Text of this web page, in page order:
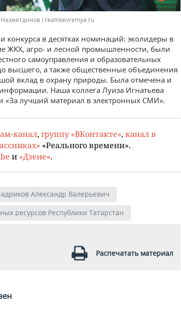
/ realnoevremya.ru
конкурса в десятках номинаций: эколидеры в
ЖКХ, агро- и лесной промышленности, были
самоуправления и образовательных
высшего, а также общественные объединения
вклад в охрану природы. Была отмечена и
Наша коллега Луиза Игнатьева
«За лучший материал в электронных СМИ».
канал, группу «ВКонтакте», канал в
«Реального времени».
и «Дзене».
Александр Валерьевич
ресурсов Республики Татарстан
Распечатать материал